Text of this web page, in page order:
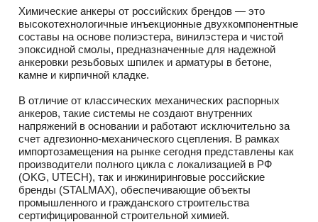
Химические анкеры от российских брендов — это
высокотехнологичные инъекционные двухкомпонентные
составы на основе полиэстера, винилэстера и чистой
эпоксидной смолы, предназначенные для надежной
анкеровки резьбовых шпилек и арматуры в бетоне,
камне и кирпичной кладке.
В отличие от классических механических распорных
анкеров, такие системы не создают внутренних
напряжений в основании и работают исключительно за
счет адгезионно-механического сцепления. В рамках
импортозамещения на рынке сегодня представлены как
производители полного цикла с локализацией в РФ
(OKG, UTECH), так и инжиниринговые российские
бренды (STALMAX), обеспечивающие объекты
промышленного и гражданского строительства
сертифицированной строительной химией.